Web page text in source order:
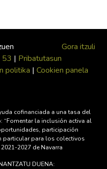
Gora itzuli
| Pribatutasun
politika | Cookien panela
cofinanciada a una tasa del
“Fomentar la inclusión activa al
participación
particular para los colectivos
2027 de Navarra
DUENA: